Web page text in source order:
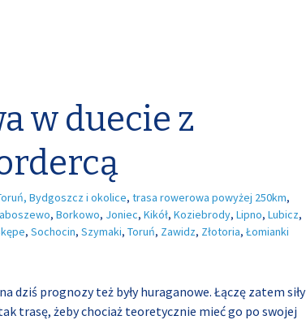
w duecie z
Bydgoszcz i okolice, trasa rowerowa powyżej 250km,
, Borkowo, Joniec, Kikół, Koziebrody, Lipno, Lubicz,
, Sochocin, Szymaki, Toruń, Zawidz, Złotoria, Łomianki
dziś prognozy też były huraganowe. Łączę zatem siły
trasę, żeby chociaż teoretycznie mieć go po swojej